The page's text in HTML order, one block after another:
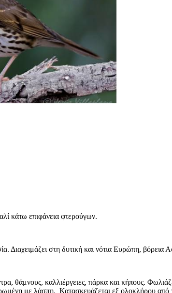
κάτω επιφάνεια φτερούγων.
Διαχειμάζει στη δυτική και νότια Ευρώπη, βόρεια
θάμνους, καλλιέργειες, πάρκα και κήπους.
με λάσπη. Κατασκευάζεται εξ ολοκλήρου